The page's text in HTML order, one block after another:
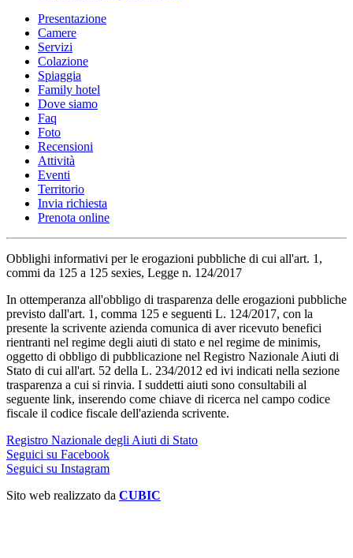
Presentazione
Camere
Servizi
Colazione
Spiaggia
Family hotel
Dove siamo
Faq
Foto
Recensioni
Attività
Eventi
Territorio
Invia richiesta
Prenota online
Obblighi informativi per le erogazioni pubbliche di cui all'art. 1,
commi da 125 a 125 sexies, Legge n. 124/2017
In ottemperanza all'obbligo di trasparenza delle erogazioni pubbliche
previsto dall'art. 1, comma 125 e seguenti L. 124/2017, con la
presente la scrivente azienda comunica di aver ricevuto benefici
rientranti nel regime degli aiuti di stato e nel regime de minimis,
oggetto di obbligo di pubblicazione nel Registro Nazionale Aiuti di
Stato di cui all'art. 52 della L. 234/2012 ed ivi indicati nella sezione
trasparenza a cui si rinvia. I suddetti aiuti sono consultabili al
seguente link, inserendo come chiave di ricerca nel campo codice
fiscale il codice fiscale dell'azienda scrivente.
Registro Nazionale degli Aiuti di Stato
Seguici su Facebook
Seguici su Instagram
Sito web realizzato da CUBIC